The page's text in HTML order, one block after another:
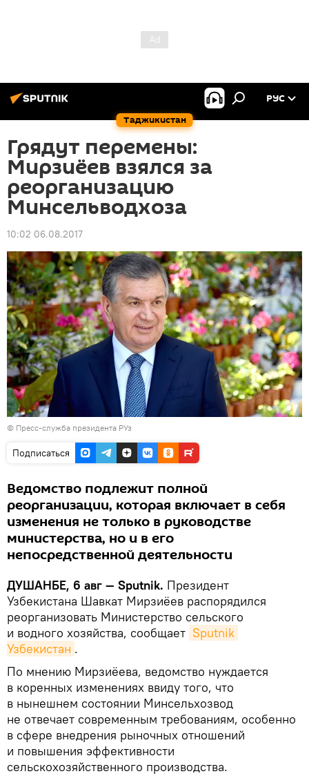
Таджикистан
РУС
Грядут перемены:
Мирзиёев взялся за
реорганизацию
Минсельводхоз‍а
10:02 06.08.2017
© Пресс-служба президента РУз
Подписаться
Ведомство подлежит полной
реорганизации, которая включает в себя
изменения не только в руководстве
министерства, но и в его
непосредственной деятельности
ДУШАНБЕ, 6 авг — Sputnik. Президент
Узбекистана Шавкат Мирзиёев распорядился
реорганизовать Министерство сельского
и водного хозяйства, сообщает Sputnik
Узбекистан .
По мнению Мирзиёева, ведомство нуждается
в коренных изменениях ввиду того, что
в нынешнем состоянии Минсельхозвод
не отвечает современным требованиям, особенно
в сфере внедрения рыночных отношений
и повышения эффективности
сельскохозяйственного производства.